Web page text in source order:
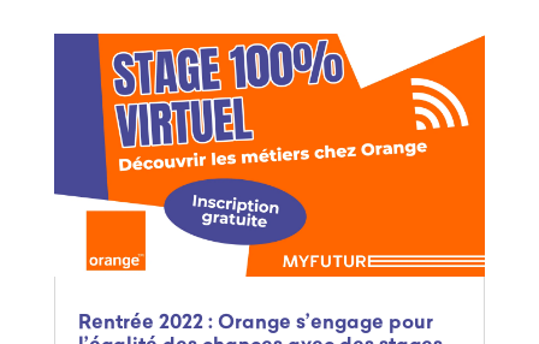
Rentrée 2022 : Orange s’engage pour